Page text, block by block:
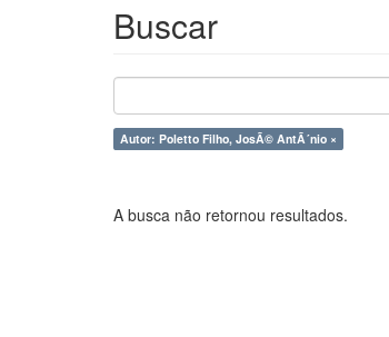
Buscar
Autor: Poletto Filho, JosÃ© AntÃ´nio ×
A busca não retornou resultados.